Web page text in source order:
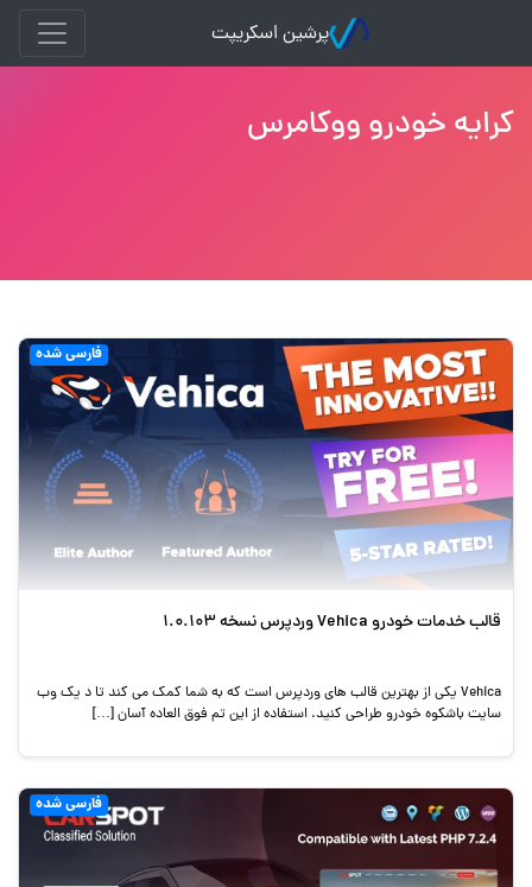
پرشین اسکریپت
کرایه خودرو ووکامرس
فارسی شده
قالب خدمات خودرو Vehica وردپرس نسخه 1.0.103
Vehica یکی از بهترین قالب های وردپرس است که به شما کمک می کند تا د یک وب
سایت باشکوه خودرو طراحی کنید. استفاده از این تم فوق العاده آسان […]
فارسی شده